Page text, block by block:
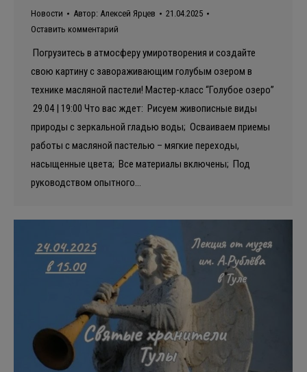
Новости Автор: Алексей Ярцев
21.04.2025
Оставить комментарий
Погрузитесь в атмосферу умиротворения и создайте
свою картину с завораживающим голубым озером в
технике масляной пастели! Мастер-класс “Голубое озеро”
29.04 | 19:00 Что вас ждет: Рисуем живописные виды
природы с зеркальной гладью воды; Осваиваем приемы
работы с масляной пастелью – мягкие переходы,
насыщенные цвета; Все материалы включены; Под
руководством опытного…